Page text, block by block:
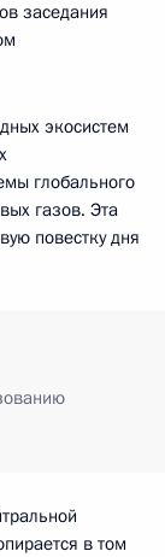
заседания
экосистем
глобального
газов. Эта
повестку дня
в том